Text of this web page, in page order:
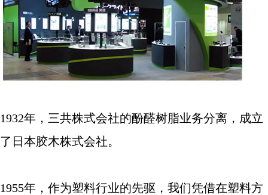
1932年，三共株式会社的酚醛树脂业务分离，成立
了日本胶木株式会社。
1955年，作为塑料行业的先驱，我们凭借在塑料方